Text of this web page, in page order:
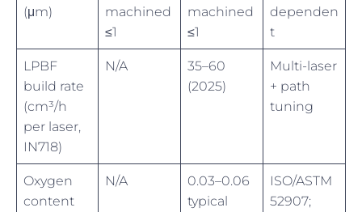
(μm)
machined
≤1
machined
≤1
dependen
t
LPBF
build rate
(cm³/h
per laser,
IN718)
N/A
35–60
(2025)
Multi-laser
+ path
tuning
Oxygen
content
N/A
0.03–0.06
typical
ISO/ASTM
52907;